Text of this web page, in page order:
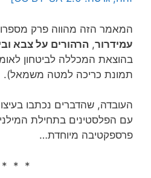
המאמר הזה מהווה פרק
עמידרור, הרהורים על צבא
תמונת כריכה למטה משמאל).
העובדה, שהדברים נכתבו
עם הפלסטינים בתחילת
פרספקטיבה מיוחדת…
* * *